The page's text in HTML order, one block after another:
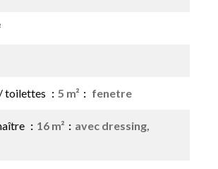
toilettes 5 m² fenetre
16 m²
avec dressing,